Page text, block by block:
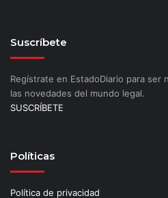
Suscríbete
Regístrate en EstadoDiario para ser
las novedades del mundo legal.
SUSCRÍBETE
Políticas
Política de privacidad